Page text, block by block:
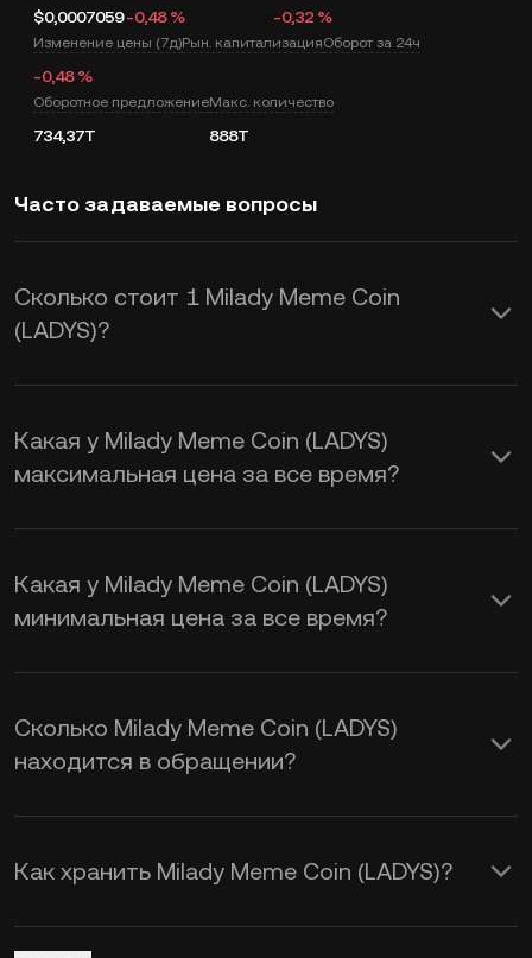
$0,0007059-0,48 % -0,32 %
Изменение цены (7д)
-0,48 %
Рын. капитализацияОборот за 24ч
Оборотное предложение
734,37T
Макс. количество
888T
Часто задаваемые вопросы
Сколько стоит 1 Milady Meme Coin
(LADYS)?
KuCoin предоставляет в режиме
реального времени обновление цены
USD для Milady Meme Coin (LADYS).
настроение рынка. Воспользуйтесь
калькулятором KuCoin, чтобы в
режиме реального времени
USD.
Какая у Milady Meme Coin (LADYS)
максимальная цена за все время?
Какая у Milady Meme Coin (LADYS)
минимальная цена за все время?
Сколько Milady Meme Coin (LADYS)
находится в обращении?
Как хранить Milady Meme Coin (LADYS)?